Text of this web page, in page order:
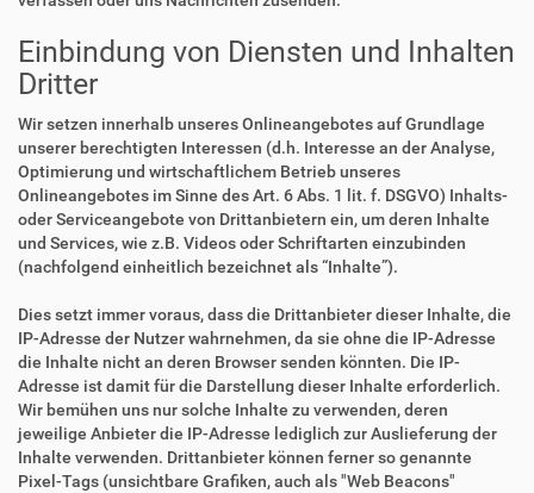
Einbindung von Diensten und Inhalten
Dritter
Wir setzen innerhalb unseres Onlineangebotes auf Grundlage
unserer berechtigten Interessen (d.h. Interesse an der Analyse,
Optimierung und wirtschaftlichem Betrieb unseres
Onlineangebotes im Sinne des Art. 6 Abs. 1 lit. f. DSGVO) Inhalts-
oder Serviceangebote von Drittanbietern ein, um deren Inhalte
und Services, wie z.B. Videos oder Schriftarten einzubinden
(nachfolgend einheitlich bezeichnet als “Inhalte”).
Dies setzt immer voraus, dass die Drittanbieter dieser Inhalte, die
IP-Adresse der Nutzer wahrnehmen, da sie ohne die IP-Adresse
die Inhalte nicht an deren Browser senden könnten. Die IP-
Adresse ist damit für die Darstellung dieser Inhalte erforderlich.
Wir bemühen uns nur solche Inhalte zu verwenden, deren
jeweilige Anbieter die IP-Adresse lediglich zur Auslieferung der
Inhalte verwenden. Drittanbieter können ferner so genannte
Pixel-Tags (unsichtbare Grafiken, auch als "Web Beacons"